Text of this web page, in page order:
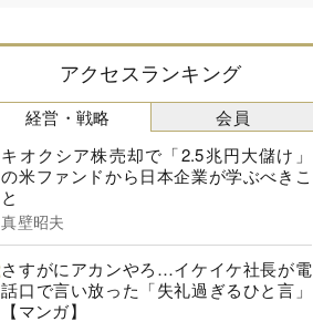
アクセスランキング
経営・戦略
キオクシア株売却で「2.5兆円大儲け」
の米ファンドから日本企業が学ぶべきこ
と
真壁昭夫
さすがにアカンやろ…イケイケ社長が電
話口で言い放った「失礼過ぎるひと言」
【マンガ】
会員